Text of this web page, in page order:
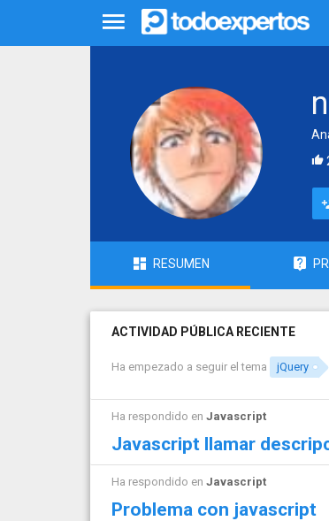
RESUMEN
ACTIVIDAD PÚBLICA RECIENTE
Ha empezado a seguir el tema jQuery
Ha respondido en Javascript
Javascript llamar
Ha respondido en Javascript
Problema con javascript